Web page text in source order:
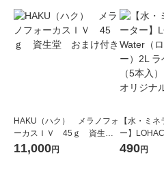
HAKU（ハク） メラノフォ
ーカスＩＶ 45ｇ 資生
堂 おまけ付き
11,000円
【水・ミ
ー】
コウォータ
490円